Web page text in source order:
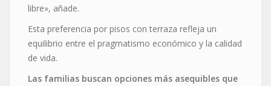
libre», añade.
Esta preferencia por pisos con terraza refleja un
equilibrio entre el pragmatismo económico y la calidad
de vida.
Las familias buscan opciones más asequibles que